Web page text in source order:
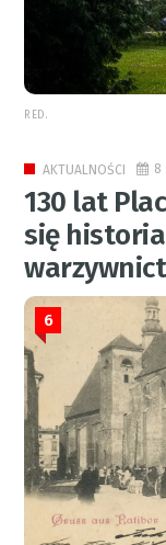
RED.
AKTUALNOŚCI 8
130 lat
się
6